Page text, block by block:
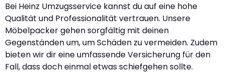
Bei Heinz Umzugsservice kannst du auf eine hohe
Qualität und Professionalität vertrauen. Unsere
Möbelpacker gehen sorgfältig mit deinen
Gegenständen um, um Schäden zu vermeiden. Zudem
bieten wir dir eine umfassende Versicherung für den
Fall, dass doch einmal etwas schiefgehen sollte.